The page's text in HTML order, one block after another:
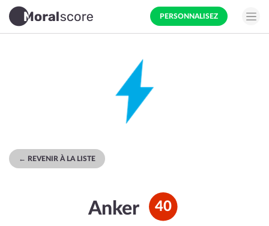
PERSONNALISEZ
← REVENIR À LA LISTE
Anker 40